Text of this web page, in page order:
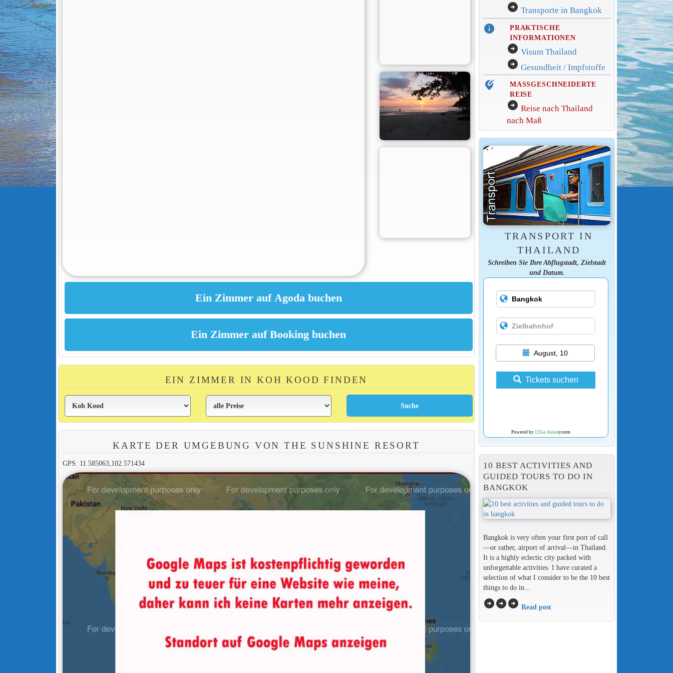
EIN ZIMMER IN KOH KOOD FINDEN
KARTE DER UMGEBUNG VON THE SUNSHINE RESORT
GPS: 11.585063,102.571434
arrow_circle_right Transporte in Bangkok
info
PRAKTISCHE
INFORMATIONEN
arrow_circle_right Visum Thailand
arrow_circle_right Gesundheit / Impfstoffe
edit_location_alt
MASSGESCHNEIDERTE
REISE
arrow_circle_right Reise nach Thailand
nach Maß
TRANSPORT IN
THAILAND
Schreiben Sie Ihre Abflugstadt, Zielstadt
und Datum.
August, 10
Tickets suchen
Powered by 12Go Asiasystem
10 BEST ACTIVITIES AND
GUIDED TOURS TO DO IN
BANGKOK
Bangkok is very often your first port of call
—or rather, airport of arrival—in Thailand.
It is a highly eclectic city packed with
unforgettable activities. I have curated a
selection of what I consider to be the 10 best
things to do in...
arrow_circle_rightarrow_circle_rightarrow_circle_right Read post